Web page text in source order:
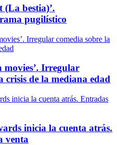
(La bestia)’.
pugilístico
movies’. Irregular
crisis de la mediana edad
inicia la cuenta atrás.
venta